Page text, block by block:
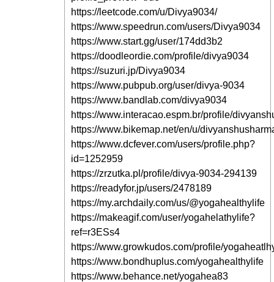
https://leetcode.com/u/Divya9034/
https://www.speedrun.com/users/Divya9034
https://www.start.gg/user/174dd3b2
https://doodleordie.com/profile/divya9034
https://suzuri.jp/Divya9034
https://www.pubpub.org/user/divya-9034
https://www.bandlab.com/divya9034
https://www.interacao.espm.br/profile/
https://www.bikemap.net/en/u/
https://www.dcfever.com/users/profile.php?
id=1252959
https://zrzutka.pl/profile/divya-9034-294139
https://readyfor.jp/users/2478189
https://my.archdaily.com/us/@yogahealthylife
https://makeagif.com/user/yogahelathylife?
ref=r3ESs4
https://www.growkudos.com/profile/
https://www.bondhuplus.com/yogahealthylife
https://www.behance.net/yogahea83